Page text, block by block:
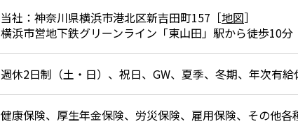
当社：神奈川県横浜市港北区新吉田町157［地図］
横浜市営地下鉄グリーンライン「東山田」駅から徒歩10分
週休2日制（土・日）、祝日、GW、夏季、冬期、年次有給
健康保険、厚生年金保険、労災保険、雇用保険、その他